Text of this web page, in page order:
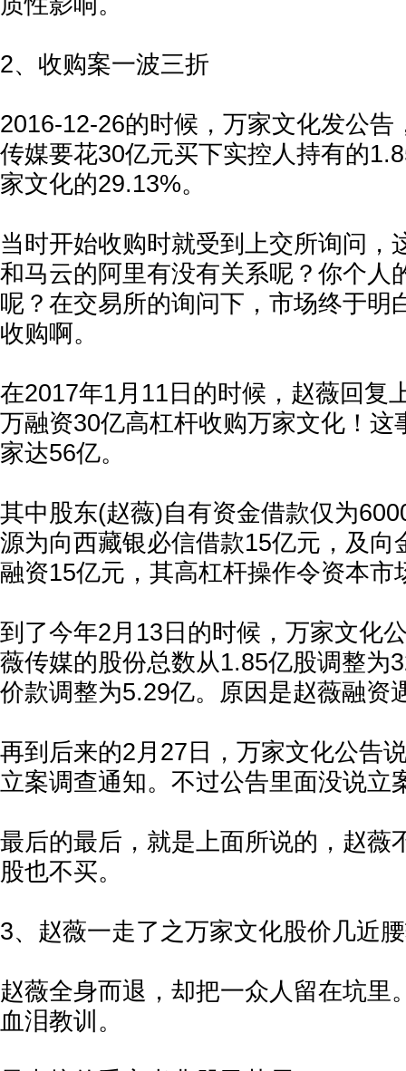
2、收购案一波三折
2016-12-26的时候，万家文化发公告
传媒要花30亿元买下实控人持有的
家文化的29.13%。
当时开始收购时就受到上交所询问，
和马云的阿里有没有关系呢？你个人
呢？在交易所的询问下，市场终于明
收购啊。
在2017年1月11日的时候，赵薇回复
万融资30亿高杠杆收购万家文化！这
家达56亿。
其中股东(赵薇)自有资金借款仅为
源为向西藏银必信借款15亿元，及向
融资15亿元，其高杠杆操作令资本市
到了今年2月13日的时候，万家文化
薇传媒的股份总数从1.85亿股调整为
价款调整为5.29亿。原因是赵薇融资
再到后来的2月27日，万家文化公告
立案调查通知。不过公告里面没说立
最后的最后，就是上面所说的，赵薇
股也不买。
3、赵薇一走了之万家文化股价几近
赵薇全身而退，却把一众人留在坑里
血泪教训。